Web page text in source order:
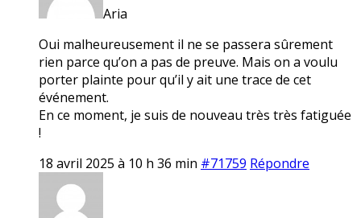
Aria
Oui malheureusement il ne se passera sûrement
rien parce qu’on a pas de preuve. Mais on a voulu
porter plainte pour qu’il y ait une trace de cet
événement.
En ce moment, je suis de nouveau très très fatiguée
!
18 avril 2025 à 10 h 36 min #71759 Répondre